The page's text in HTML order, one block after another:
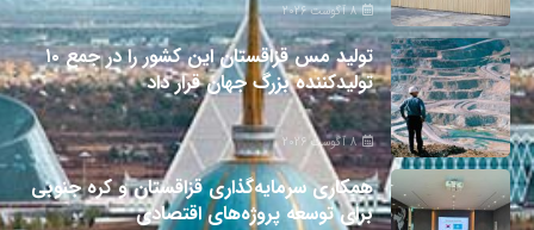
8 آگوست 2026
تولید مس قزاقستان این کشور را در جمع ۱۰
تولیدکننده بزرگ جهان قرار داد
8 آگوست 2026
همکاری سرمایه‌گذاری قزاقستان و کره جنوبی
برای توسعه پروژه‌های اقتصادی